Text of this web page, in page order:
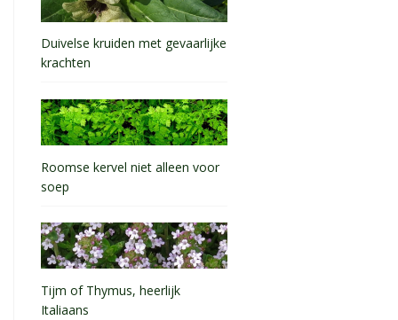
Duivelse kruiden met gevaarlijke
krachten
Roomse kervel niet alleen voor
soep
Tijm of Thymus, heerlijk
Italiaans